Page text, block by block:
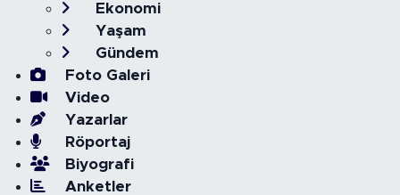
Ekonomi
Yaşam
Gündem
Foto Galeri
Video
Yazarlar
Röportaj
Biyografi
Anketler